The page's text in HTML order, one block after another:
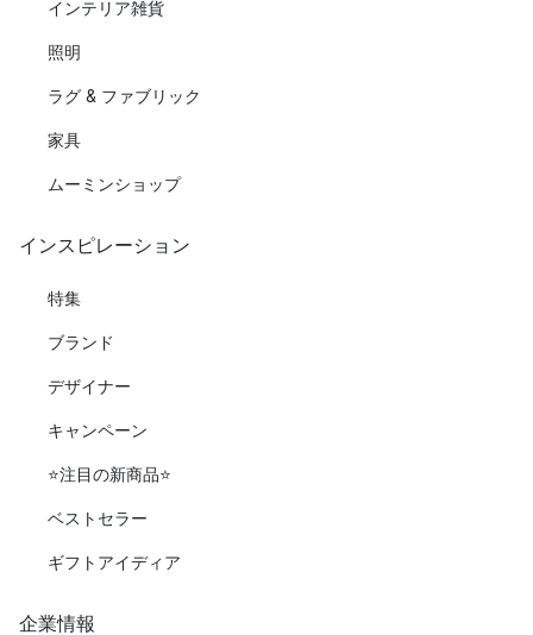
インテリア雑貨
照明
ラグ & ファブリック
家具
ムーミンショップ
インスピレーション
特集
ブランド
デザイナー
キャンペーン
⭐️注目の新商品⭐️
ベストセラー
ギフトアイディア
企業情報